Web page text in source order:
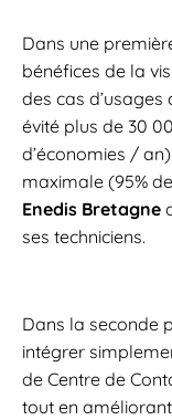
Dans une
bénéfices de la
des cas
évité plus de 30
d’économies /
maximale (95%
Enedis Bretagne
ses techniciens.
Dans la seconde
intégrer
de Centre de
tout en